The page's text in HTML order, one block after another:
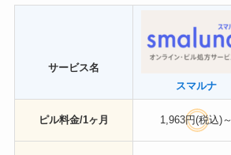
サービス名
スマルナ
ピル料金/1ヶ月 1,963円(税込)～